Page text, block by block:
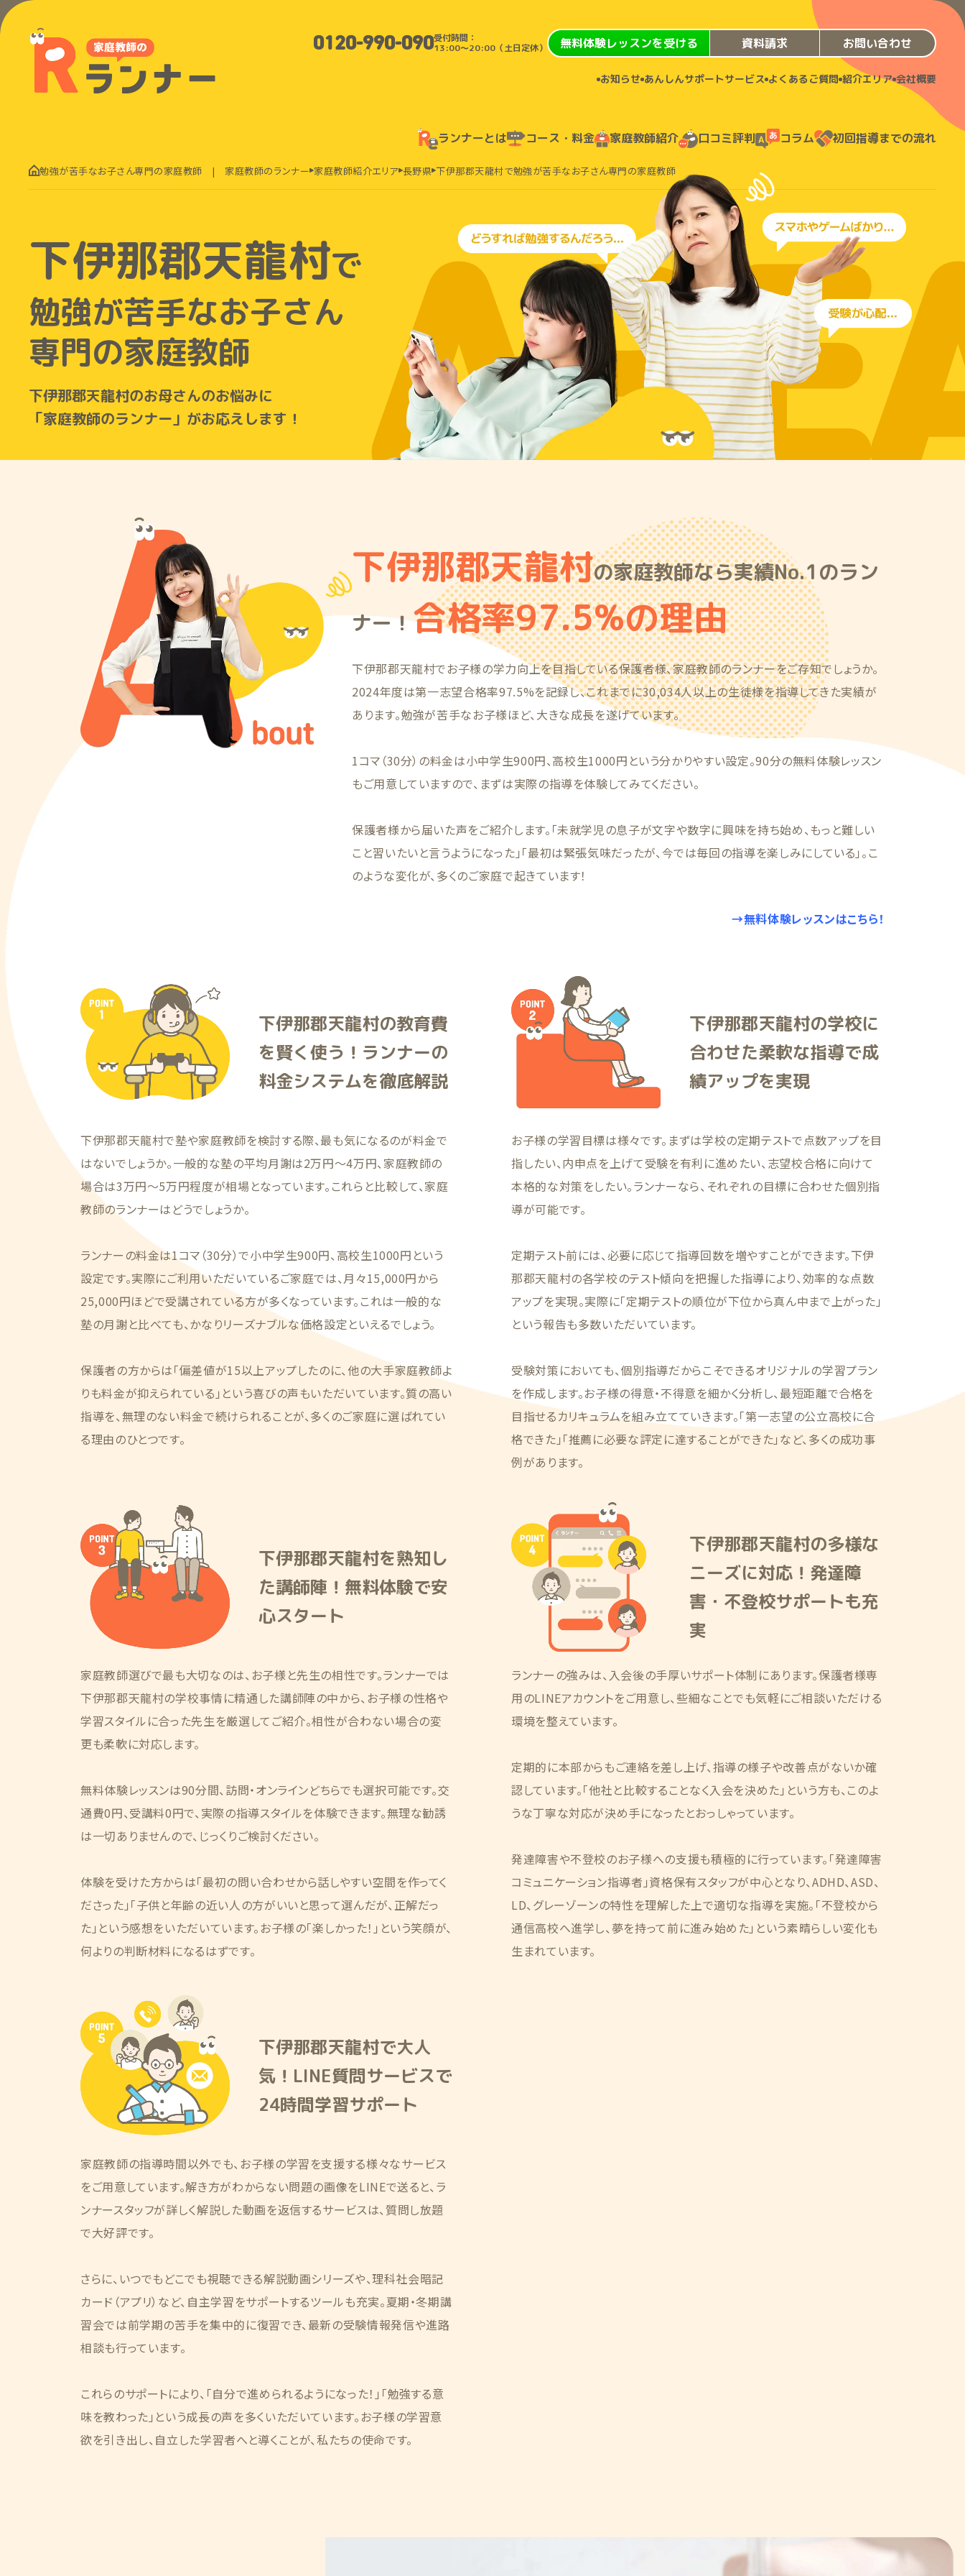
0120-990-090受付時間：
13:00〜20:00（土日定休）
無料体験レッスンを受ける 資料請求 お問い合わせ
お知らせ あんしんサポートサービス よくあるご質問 紹介エリア 会社概要
ランナーとは コース・料金 家庭教師紹介 口コミ評判 コラム 初回指導までの流れ
勉強が苦手なお子さん専門の家庭教師 | 家庭教師のランナー 家庭教師紹介エリア 長野県 下伊那郡天龍村で勉強が苦手なお子さん専門の家庭教師
下伊那郡天龍村で
勉強が苦手なお子さん
専門の家庭教師
下伊那郡天龍村のお母さんのお悩みに
「家庭教師のランナー」がお応えします！
下伊那郡天龍村の家庭教師なら実績No.1のラン
ナー！合格率97.5%の理由
下伊那郡天龍村でお子様の学力向上を目指している保護者様、家庭教師のランナーをご存知でしょうか。
2024年度は第一志望合格率97.5%を記録し、これまでに30,034人以上の生徒様を指導してきた実績が
あります。勉強が苦手なお子様ほど、大きな成長を遂げています。
1コマ（30分）の料金は小中学生900円、高校生1000円という分かりやすい設定。90分の無料体験レッスン
もご用意していますので、まずは実際の指導を体験してみてください。
保護者様から届いた声をご紹介します。「未就学児の息子が文字や数字に興味を持ち始め、もっと難しい
こと習いたいと言うようになった」「最初は緊張気味だったが、今では毎回の指導を楽しみにしている」。こ
のような変化が、多くのご家庭で起きています！
→無料体験レッスンはこちら！
下伊那郡天龍村の教育費
を賢く使う！ランナーの
料金システムを徹底解説
下伊那郡天龍村で塾や家庭教師を検討する際、最も気になるのが料金で
はないでしょうか。一般的な塾の平均月謝は2万円〜4万円、家庭教師の
場合は3万円〜5万円程度が相場となっています。これらと比較して、家庭
教師のランナーはどうでしょうか。
ランナーの料金は1コマ（30分）で小中学生900円、高校生1000円という
設定です。実際にご利用いただいているご家庭では、月々15,000円から
25,000円ほどで受講されている方が多くなっています。これは一般的な
塾の月謝と比べても、かなりリーズナブルな価格設定といえるでしょう。
保護者の方からは「偏差値が15以上アップしたのに、他の大手家庭教師よ
りも料金が抑えられている」という喜びの声もいただいています。質の高い
指導を、無理のない料金で続けられることが、多くのご家庭に選ばれてい
る理由のひとつです。
下伊那郡天龍村の学校に
合わせた柔軟な指導で成
績アップを実現
お子様の学習目標は様々です。まずは学校の定期テストで点数アップを目
指したい、内申点を上げて受験を有利に進めたい、志望校合格に向けて
本格的な対策をしたい。ランナーなら、それぞれの目標に合わせた個別指
導が可能です。
定期テスト前には、必要に応じて指導回数を増やすことができます。下伊
那郡天龍村の各学校のテスト傾向を把握した指導により、効率的な点数
アップを実現。実際に「定期テストの順位が下位から真ん中まで上がった」
という報告も多数いただいています。
受験対策においても、個別指導だからこそできるオリジナルの学習プラン
を作成します。お子様の得意・不得意を細かく分析し、最短距離で合格を
目指せるカリキュラムを組み立てていきます。「第一志望の公立高校に合
格できた」「推薦に必要な評定に達することができた」など、多くの成功事
例があります。
下伊那郡天龍村を熟知し
た講師陣！無料体験で安
心スタート
家庭教師選びで最も大切なのは、お子様と先生の相性です。ランナーでは
下伊那郡天龍村の学校事情に精通した講師陣の中から、お子様の性格や
学習スタイルに合った先生を厳選してご紹介。相性が合わない場合の変
更も柔軟に対応します。
無料体験レッスンは90分間、訪問・オンラインどちらでも選択可能です。交
通費0円、受講料0円で、実際の指導スタイルを体験できます。無理な勧誘
は一切ありませんので、じっくりご検討ください。
体験を受けた方からは「最初の問い合わせから話しやすい空間を作ってく
ださった」「子供と年齢の近い人の方がいいと思って選んだが、正解だっ
た」という感想をいただいています。お子様の「楽しかった！」という笑顔が、
何よりの判断材料になるはずです。
下伊那郡天龍村の多様な
ニーズに対応！発達障
害・不登校サポートも充
実
ランナーの強みは、入会後の手厚いサポート体制にあります。保護者様専
用のLINEアカウントをご用意し、些細なことでも気軽にご相談いただける
環境を整えています。
定期的に本部からもご連絡を差し上げ、指導の様子や改善点がないか確
認しています。「他社と比較することなく入会を決めた」という方も、このよ
うな丁寧な対応が決め手になったとおっしゃっています。
発達障害や不登校のお子様への支援も積極的に行っています。「発達障害
コミュニケーション指導者」資格保有スタッフが中心となり、ADHD、ASD、
LD、グレーゾーンの特性を理解した上で適切な指導を実施。「不登校から
通信高校へ進学し、夢を持って前に進み始めた」という素晴らしい変化も
生まれています。
下伊那郡天龍村で大人
気！LINE質問サービスで
24時間学習サポート
家庭教師の指導時間以外でも、お子様の学習を支援する様々なサービス
をご用意しています。解き方がわからない問題の画像をLINEで送ると、ラ
ンナースタッフが詳しく解説した動画を返信するサービスは、質問し放題
で大好評です。
さらに、いつでもどこでも視聴できる解説動画シリーズや、理科社会暗記
カード（アプリ）など、自主学習をサポートするツールも充実。夏期・冬期講
習会では前学期の苦手を集中的に復習でき、最新の受験情報発信や進路
相談も行っています。
これらのサポートにより、「自分で進められるようになった！」「勉強する意
味を教わった」という成長の声を多くいただいています。お子様の学習意
欲を引き出し、自立した学習者へと導くことが、私たちの使命です。